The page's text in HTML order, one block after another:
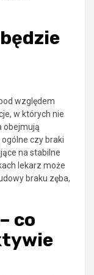
względem
w których nie
obejmują
czy braki
na stabilne
lekarz może
braku zęba,
co